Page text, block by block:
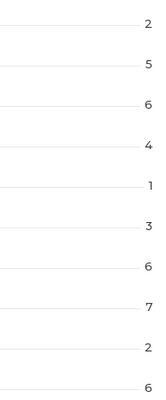
2
5
6
4
1
3
6
7
2
6